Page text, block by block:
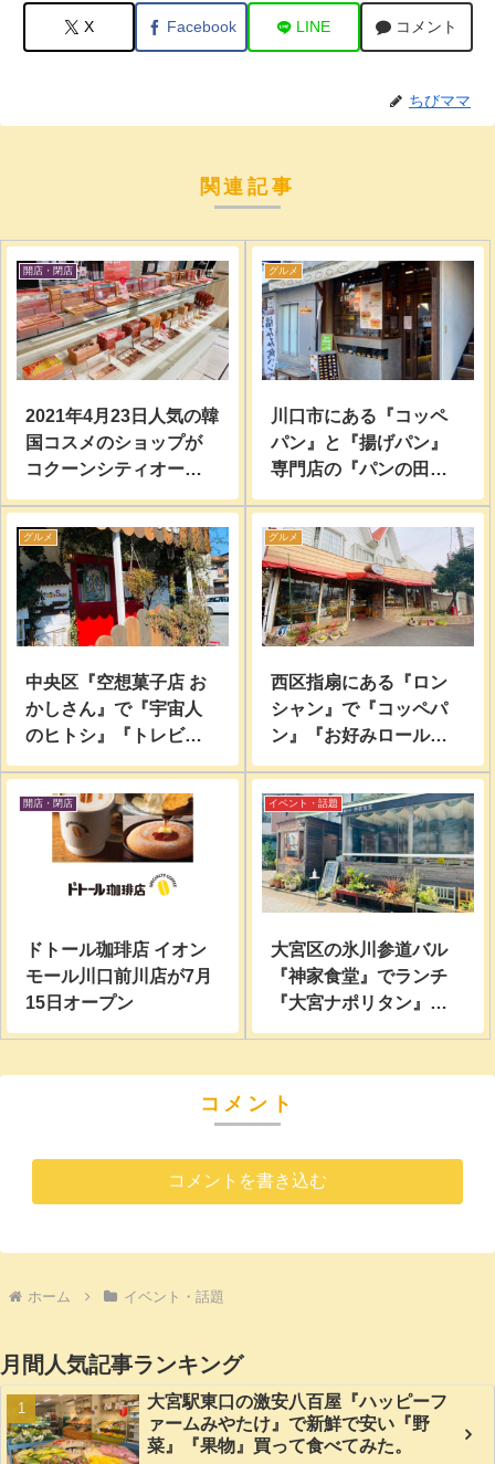
X Facebook LINE コメント
ちびママ
関連記事
開店・閉店
2021年4月23日人気の韓
国コスメのショップが
コクーンシティオープ
ン！『makeup cosmiii
ってきた。
グルメ
川口市にある『コッペ
パン』と『揚げパン』
専門店の『パンの田島
川口店』で買って食べ
グルメ
中央区『空想菓子店 お
かしさん』で『宇宙人
のヒトシ』『トレビア
ーン』『ユニコーン』
グルメ
西区指扇にある『ロン
シャン』で『コッペパ
ン』『お好みロール』
『クッキー』買って食
開店・閉店
ドトール珈琲店 イオン
モール川口前川店が7月
15日オープン
イベント・話題
大宮区の氷川参道バル
『神家食堂』でランチ
『大宮ナポリタン』
『限定ハンバーグラン
コメント
コメントを書き込む
ホーム イベント・話題
月間人気記事ランキング
大宮駅東口の激安八百屋『ハッピーフ
ァームみやたけ』で新鮮で安い『野
菜』『果物』買って食べてみた。